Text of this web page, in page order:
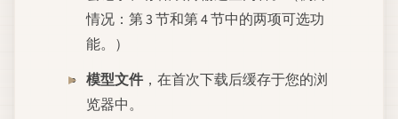
情况：第 3 节和第 4 节中的两项可选功
能。）
模型文件 ，在首次下载后缓存于您的浏
览器中。